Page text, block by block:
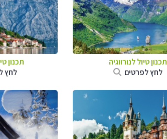
תכנון טיול לנורווגיה
לחץ לפרטים
תכנון
לחץ